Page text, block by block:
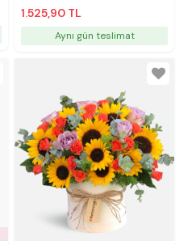
1.525,90 TL
Aynı gün teslimat